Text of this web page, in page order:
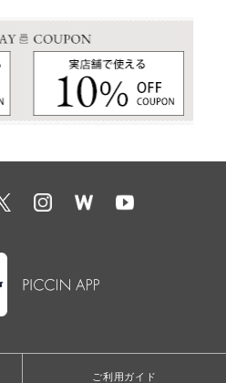
ご利用ガイド